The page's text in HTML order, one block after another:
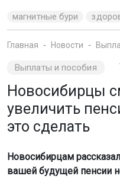
магнитные бури
Главная Новости
Выплаты и пособия
Новосибирцы
увеличить
это сделать
Новосибирцам
вашей будущей пенсии